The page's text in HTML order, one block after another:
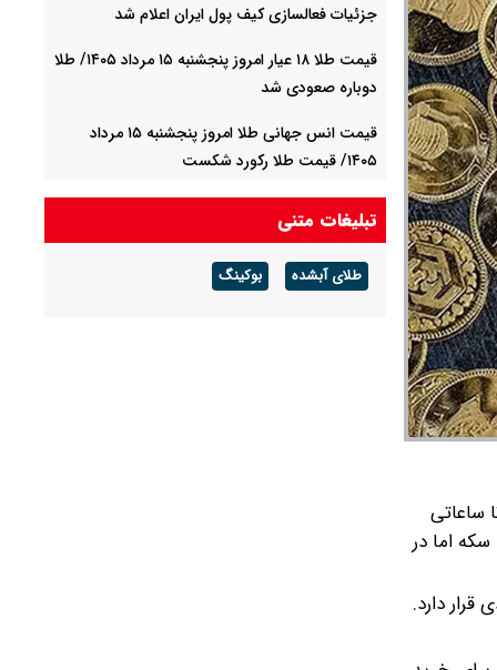
که تا ساعاتی
معامله می‌شود. قیمت سکه اما در
دارد.
جزئیات فعالسازی کیف پول ایران اعلام شد
قیمت طلا ۱۸ عیار امروز پنجشنبه ۱۵ مرداد ۱۴۰۵/ طلا
دوباره صعودی شد
قیمت انس جهانی طلا امروز پنجشنبه ۱۵ مرداد
۱۴۰۵/ قیمت طلا رکورد شکست
ماجرای اختلال سامانه برق من چیست؟
قیمت نفت امروز پنجشنبه ۱۵ مرداد ۱۴۰۵/ کاهش
۴.۵ درصدی قیمت نفت برنت در پی احتمال
تبلیغات متنی
طلای آبشده بوکینگ